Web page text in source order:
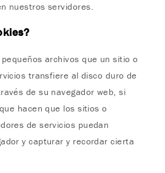
nuestros servidores.
archivos que un sitio o
transfiere al disco duro de
de su navegador web, si
hacen que los sitios o
de servicios puedan
y capturar y recordar cierta